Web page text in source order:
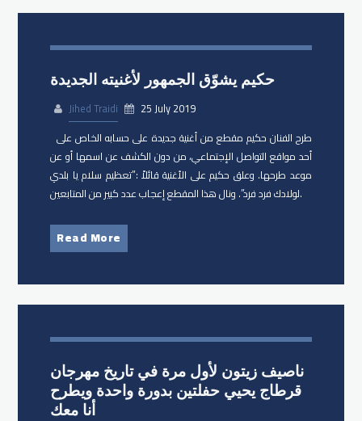
حكيم يشوّق الجمهور لأغنيته الجديدة
Jihed Traidi
25 July 2019
طرح ​الفنان حكيم مقطع من أغنية جديدة على حسابه الخاص على
أحد مواقع التواصل الإجتماعي، من دون الكشف عن اسمها أو عن
موعد طرحها. وعلق حكيم على الأغنية قائلاً :”تعظيم سلام يا بلدي
لولادك فرد فرد”. ونال هذا المقطع إعجاب عدد كبير من المتابعين.
Read More
ناصيف زيتون لأول مرة في تاريخ مهرجان
قرطاج يحيي حفلتين بدورة واحدة ويطرح
أنا معك